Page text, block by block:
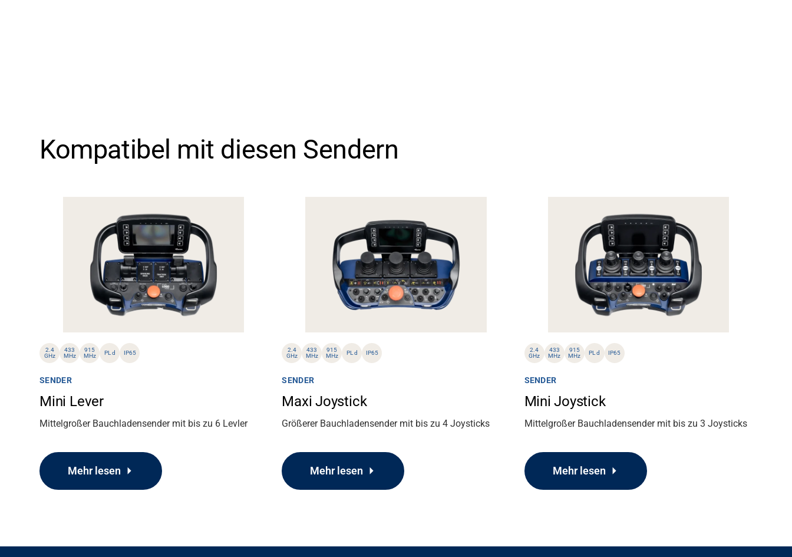
Karriere
Kompatibel mit diesen Sendern
2.4
GHz
433
MHz
915
MHz
PL d IP65
SENDER
Mini Lever
Mittelgroßer Bauchladensender mit bis zu 6 Levler
Mehr lesen
2.4
GHz
433
MHz
915
MHz
PL d IP65
SENDER
Maxi Joystick
Größerer Bauchladensender mit bis zu 4 Joysticks
Mehr lesen
2.4
GHz
433
MHz
915
MHz
PL d IP65
SENDER
Mini Joystick
Mittelgroßer Bauchladensender mit bis zu 3 Joysticks
Mehr lesen